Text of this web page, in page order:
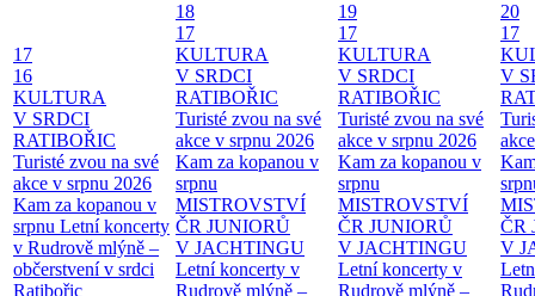
17
16
KULTURA
V SRDCI
RATIBOŘIC
Turisté zvou na své
akce v srpnu 2026
Kam za kopanou v
srpnu Letní koncerty
v Rudrově mlýně –
občerstvení v srdci
Ratibořic
18
17
KULTURA
V SRDCI
RATIBOŘIC
Turisté zvou na své
akce v srpnu 2026
Kam za kopanou v
srpnu
MISTROVSTVÍ
ČR JUNIORŮ
V JACHTINGU
Letní koncerty v
Rudrově mlýně –
19
17
KULTURA
V SRDCI
RATIBOŘIC
Turisté zvou na své
akce v srpnu 2026
Kam za kopanou v
srpnu
MISTROVSTVÍ
ČR JUNIORŮ
V JACHTINGU
Letní koncerty v
Rudrově mlýně –
20
17
V
ČR
V